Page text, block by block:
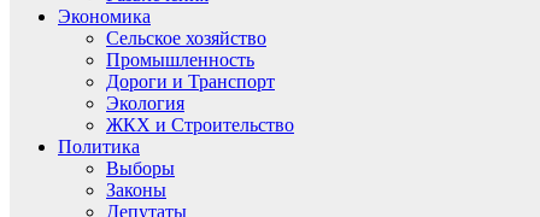
Экономика
Сельское хозяйство
Промышленность
Дороги и Транспорт
Экология
ЖКХ и Строительство
Политика
Выборы
Законы
Депутаты